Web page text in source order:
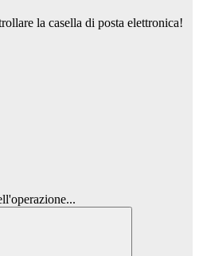
la casella di posta elettronica!